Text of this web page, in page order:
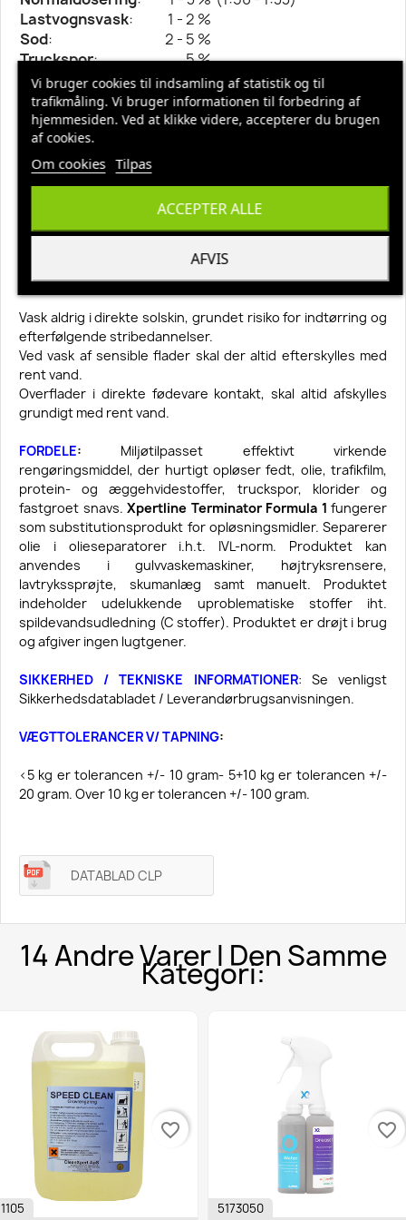
Lastvognsvask:
1 - 2 %
Sod:
2 - 5 %
Truckspor:
5 %
Undervogne:
2 - 5 %
Motorvask:
5 %
Polishfjernelse:
5 %
Værkstedsgulve
Trykfarver:
Betongulve:
5 %
3 - 5 %
Grundrengøring:
1 %
max. 5 %
Aluminium: max. 10 %koncentration
Vask aldrig i direkte solskin, grundet risiko for indtørring og
efterfølgende stribedannelser.
Ved vask af sensible flader skal der altid efterskylles med
rent vand.
Overflader i direkte fødevare kontakt, skal altid afskylles
grundigt med rent vand.
FORDELE: Miljøtilpasset effektivt virkende
rengøringsmiddel, der hurtigt opløser fedt, olie, trafikfilm,
protein- og æggehvidestoffer, truckspor, klorider og
fastgroet snavs. Xpertline Terminator Formula 1 fungerer
som substitutionsprodukt for opløsningsmidler. Separerer
olie i olieseparatorer i.h.t. IVL-norm. Produktet kan
anvendes i gulvvaskemaskiner, højtryksrensere,
lavtrykssprøjte, skumanlæg samt manuelt. Produktet
indeholder udelukkende uproblematiske stoffer iht.
spildevandsudledning (C stoffer). Produktet er drøjt i brug
og afgiver ingen lugtgener.
SIKKERHED / TEKNISKE INFORMATIONER: Se venligst
Sikkerhedsdatabladet / Leverandørbrugsanvisningen.
VÆGTTOLERANCER V/ TAPNING:
<5 kg er tolerancen +/- 10 gram- 5+10 kg er tolerancen +/-
20 gram. Over 10 kg er tolerancen +/- 100 gram.
DATABLAD CLP
14 Andre Varer I Den Samme
Kategori:
favorite_border favorite_border
Vi bruger cookies til indsamling af statistik og til
trafikmåling. Vi bruger informationen til forbedring af
hjemmesiden. Ved at klikke videre, accepterer du brugen
af cookies.
Om cookies Tilpas
AFVIS
ACCEPTER ALLE